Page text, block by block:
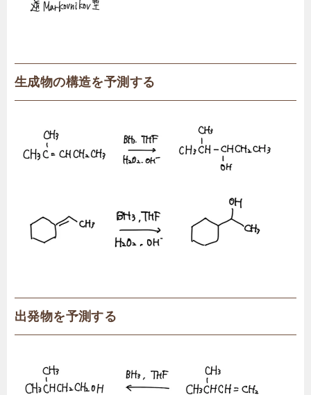
生成物の構造を予測する
出発物を予測する